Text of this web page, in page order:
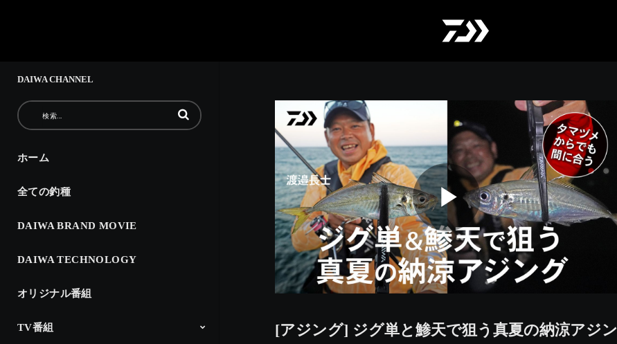
DAIWA CHANNEL
動画の検索語句を入力
ホーム
全ての釣種
DAIWA BRAND MOVIE
DAIWA TECHNOLOGY
オリジナル番組
TV番組
Play
Video
[アジング] ジグ単と鯵天で狙う真夏の納涼アジン